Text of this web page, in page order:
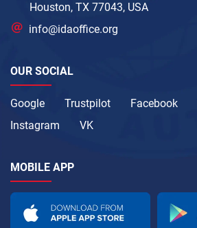
Houston, TX 77043, USA
info@idaoffice.org
OUR SOCIAL
Google Trustpilot Facebook
Instagram
VK
MOBILE APP